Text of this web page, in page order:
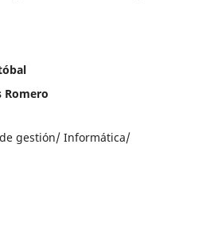
Romero
gestión/ Informática/